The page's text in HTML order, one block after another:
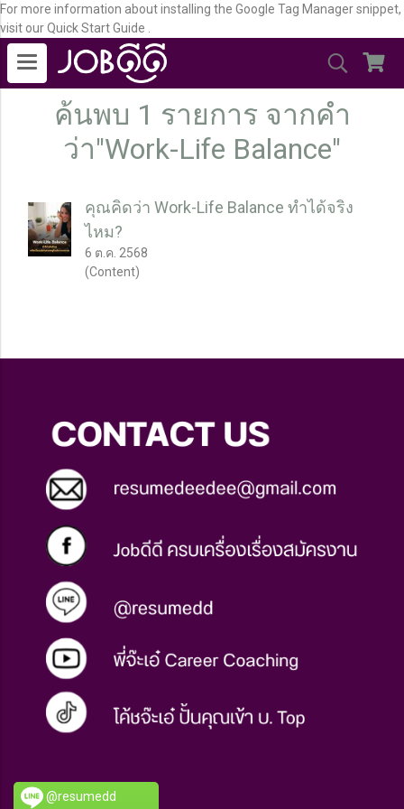
For more information about installing the Google Tag Manager snippet,
visit our Quick Start Guide .
ค้นพบ 1 รายการ จากคำ
ว่า"Work-Life Balance"
คุณคิดว่า Work-Life Balance ทำได้จริง
ไหม?
6 ต.ค. 2568
(Content)
@resumedd